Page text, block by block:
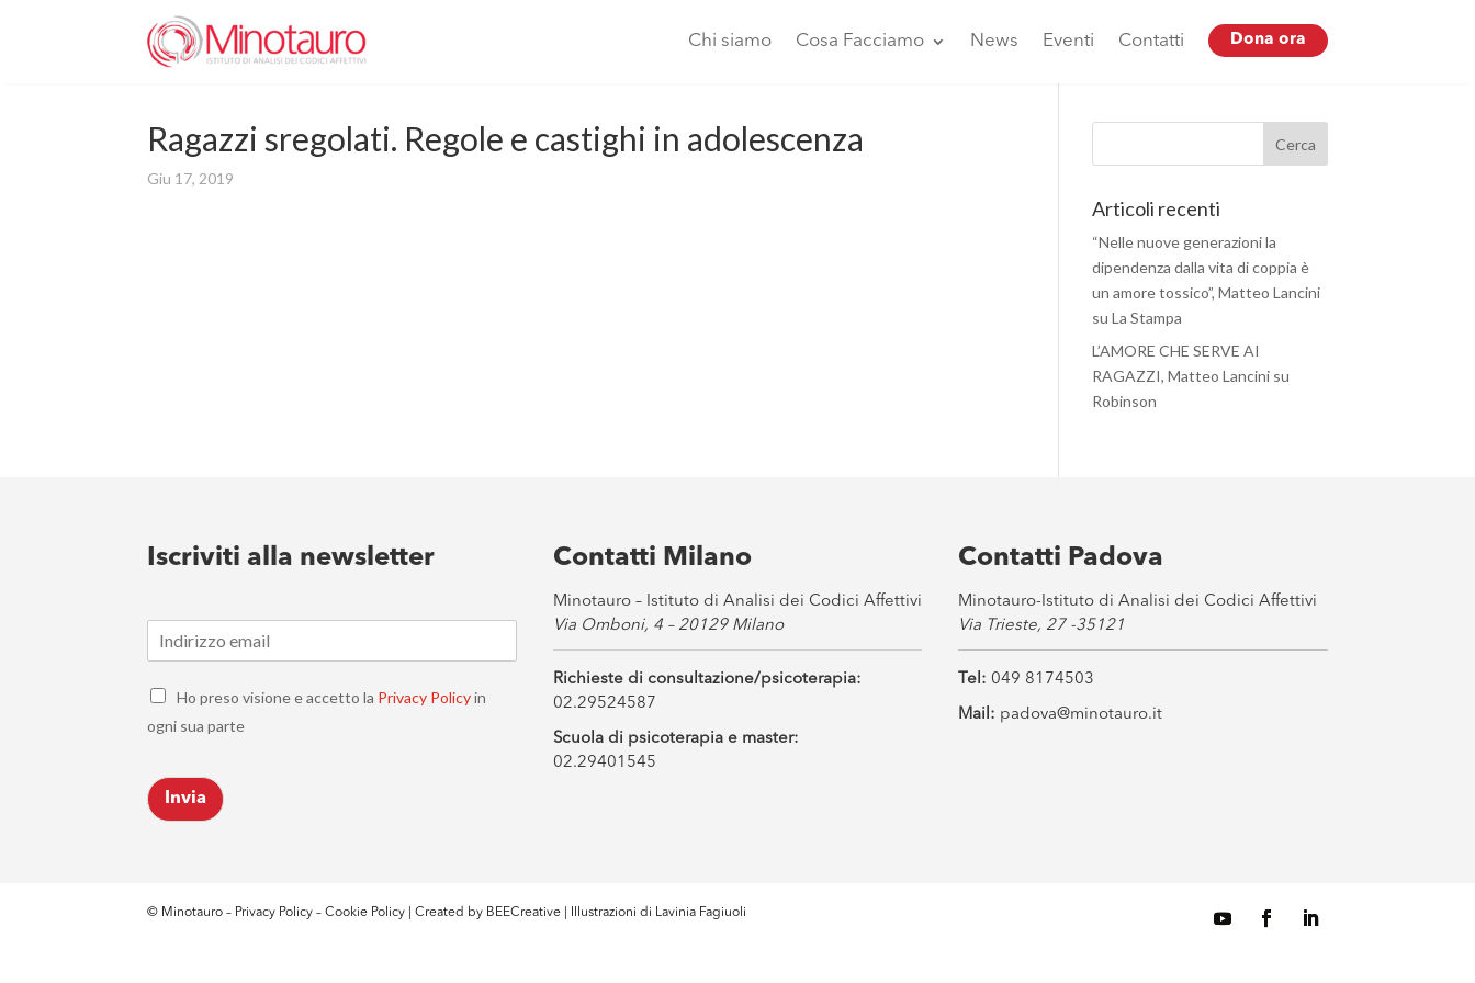
Chi siamo Cosa Facciamo News Eventi Contatti Dona ora
Ragazzi sregolati. Regole e castighi in adolescenza
Giu 17, 2019
Articoli recenti
“Nelle nuove generazioni la
dipendenza dalla vita di coppia è
un amore tossico”, Matteo Lancini
su La Stampa
L’AMORE CHE SERVE AI
RAGAZZI, Matteo Lancini su
Robinson
Iscriviti alla newsletter
m
i
*
C
e
k
b
o
*
Ho preso visione e accetto la Privacy Policyin
ogni sua parte
Invia
Contatti Milano
Minotauro – Istituto di Analisi dei Codici Affettivi
Via Omboni, 4 – 20129 Milano
Richieste di consultazione/psicoterapia:
02.29524587
Scuola di psicoterapia e master:
02.29401545
Contatti Padova
Minotauro-Istituto di Analisi dei Codici Affettivi
Via Trieste, 27 -35121
Tel: 049 8174503
Mail: padova@minotauro.it
© Minotauro – Privacy Policy –Cookie Policy | Created by BEECreative | Illustrazioni di Lavinia Fagiuoli